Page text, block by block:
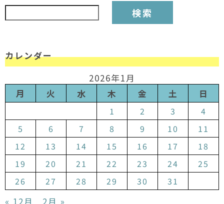
検索:
カレンダー
2026年1月
月
火 水 木 金 土 日
1 2 3
4
5
6 7 8 9 10
11
12
13 14 15 16 17
18
19
20 21 22 23 24
25
26
27 28 29 30 31
« 12月 2月 »